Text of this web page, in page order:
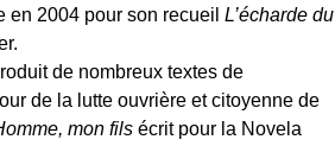
2004 pour son recueil L’écharde du
de nombreux textes de
de la lutte ouvrière et citoyenne de
mon fils écrit pour la Novela